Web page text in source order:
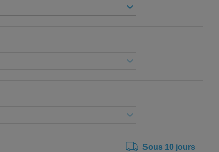
Sous 10 jours